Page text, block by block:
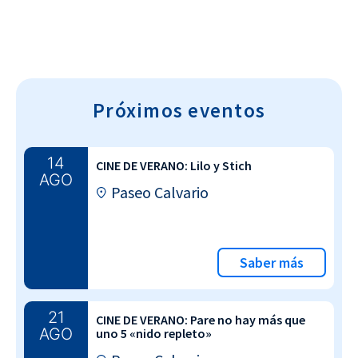
Próximos eventos
14
AGO
CINE DE VERANO: Lilo y Stich
Paseo Calvario
Saber más
21
AGO
CINE DE VERANO: Pare no hay más que
uno 5 «nido repleto»